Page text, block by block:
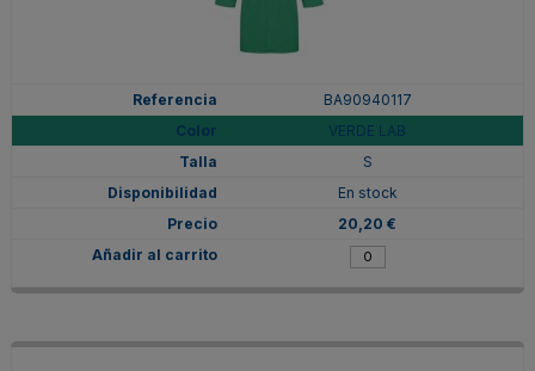
BA90940117
VERDE LAB
S
En stock
20,20 €